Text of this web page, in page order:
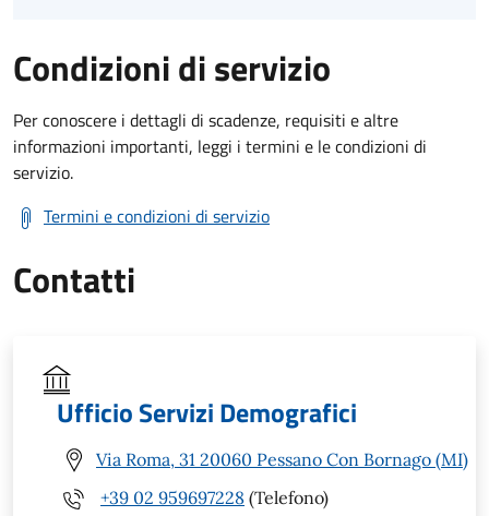
Condizioni di servizio
Per conoscere i dettagli di scadenze, requisiti e altre
informazioni importanti, leggi i termini e le condizioni di
servizio.
Termini e condizioni di servizio
Contatti
Ufficio Servizi Demografici
Via Roma, 31 20060 Pessano Con Bornago (MI)
+39 02 959697228 (Telefono)